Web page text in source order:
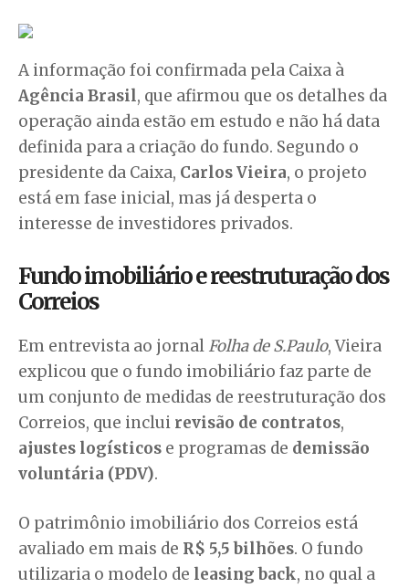
A informação foi confirmada pela Caixa à
Agência Brasil, que afirmou que os detalhes da
operação ainda estão em estudo e não há data
definida para a criação do fundo. Segundo o
presidente da Caixa, Carlos Vieira, o projeto
está em fase inicial, mas já desperta o
interesse de investidores privados.
Fundo imobiliário e reestruturação dos
Correios
Em entrevista ao jornal Folha de S.Paulo, Vieira
explicou que o fundo imobiliário faz parte de
um conjunto de medidas de reestruturação dos
Correios, que inclui revisão de contratos,
ajustes logísticos e programas de demissão
voluntária (PDV).
O patrimônio imobiliário dos Correios está
avaliado em mais de R$ 5,5 bilhões. O fundo
utilizaria o modelo de leasing back, no qual a